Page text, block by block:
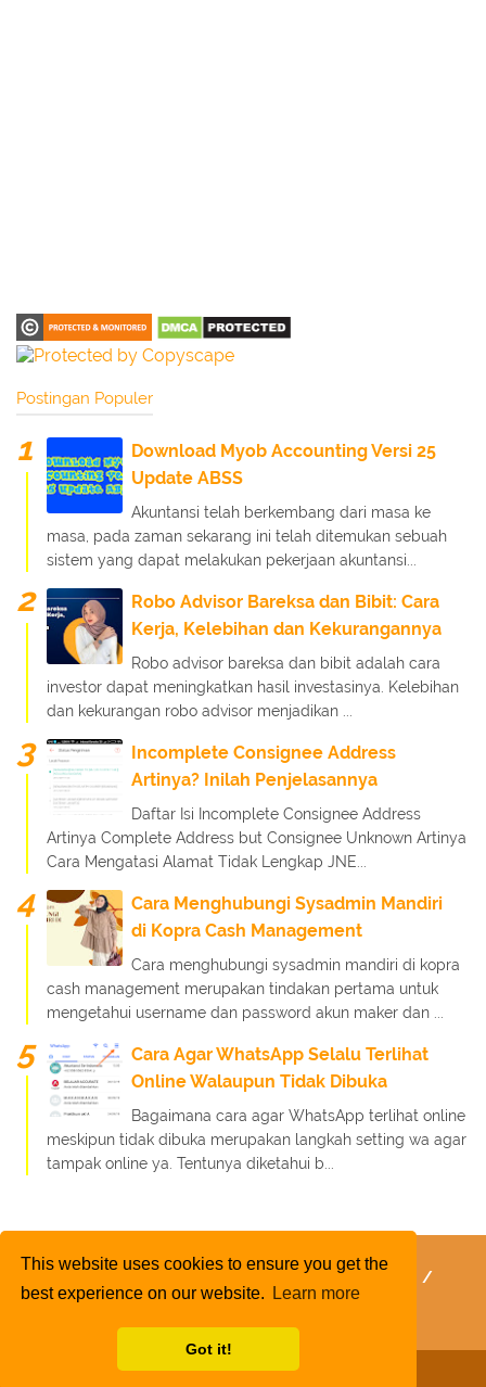
This website uses cookies to ensure you get the
best experience on our website.
Learn more
Got it!
Postingan Populer
Download Myob Accounting Versi 25
Update ABSS
Akuntansi telah berkembang dari masa ke
masa, pada zaman sekarang ini telah ditemukan sebuah
sistem yang dapat melakukan pekerjaan akuntansi...
Robo Advisor Bareksa dan Bibit: Cara
Kerja, Kelebihan dan Kekurangannya
Robo advisor bareksa dan bibit adalah cara
investor dapat meningkatkan hasil investasinya. Kelebihan
dan kekurangan robo advisor menjadikan ...
Incomplete Consignee Address
Artinya? Inilah Penjelasannya
Daftar Isi Incomplete Consignee Address
Artinya Complete Address but Consignee Unknown Artinya
Cara Mengatasi Alamat Tidak Lengkap JNE...
Cara Menghubungi Sysadmin Mandiri
di Kopra Cash Management
Cara menghubungi sysadmin mandiri di kopra
cash management merupakan tindakan pertama untuk
mengetahui username dan password akun maker dan ...
Cara Agar WhatsApp Selalu Terlihat
Online Walaupun Tidak Dibuka
Bagaimana cara agar WhatsApp terlihat online
meskipun tidak dibuka merupakan langkah setting wa agar
tampak online ya. Tentunya diketahui b...
Kebijakan Privasi